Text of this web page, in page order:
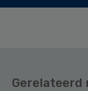
Gerelateerd